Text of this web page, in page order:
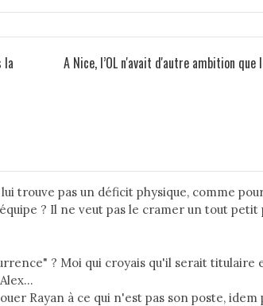
la
A Nice, l’OL n'avait d'autre ambition que
trouve pas un déficit physique, comme
? Il ne veut pas le cramer un tout petit
? Moi qui croyais qu'il serait titulaire
Rayan à ce qui n'est pas son poste, idem